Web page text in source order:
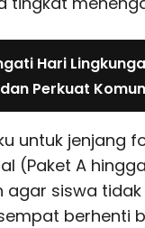
Hari
Perkuat
untuk jenjang
(Paket A
agar siswa
berhenti